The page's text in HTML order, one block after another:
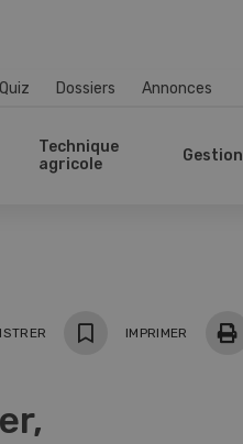
Quiz Dossiers Annonces
Technique
agricole
Gestion
IMPRIMER